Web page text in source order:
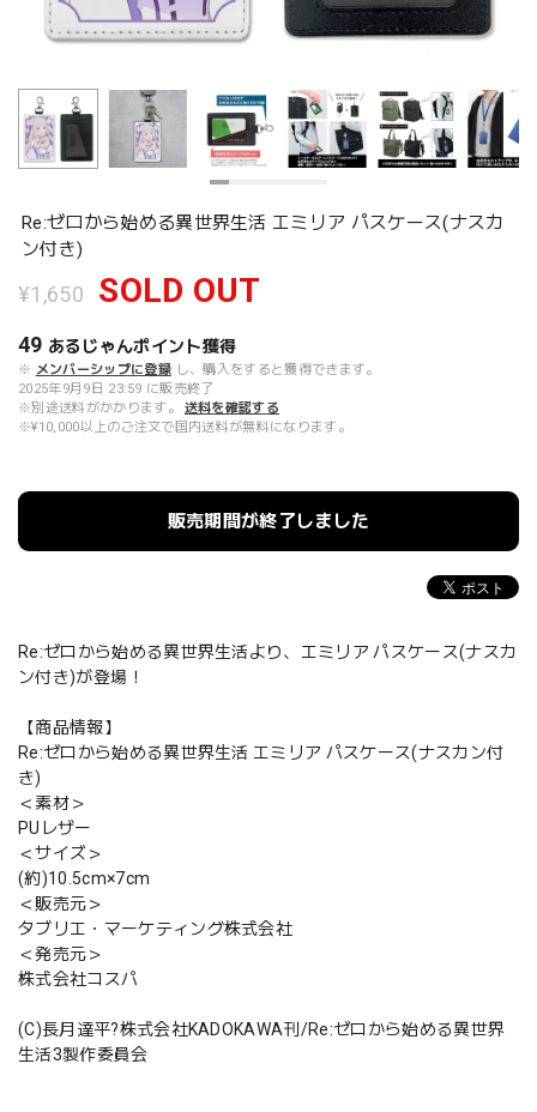
Re:ゼロから始める異世界生活 エミリア パスケース(ナスカ
ン付き)
¥1,650 SOLD OUT
49 あるじゃんポイント獲得
※ メンバーシップに登録 し、購入をすると獲得できます。
2025年9月9日 23:59 に販売終了
※別途送料がかかります。
送料を確認する
※¥10,000以上のご注文で国内送料が無料になります。
販売期間が終了しました
Re:ゼロから始める異世界生活より、エミリア パスケース(ナスカ
ン付き)が登場！
【商品情報】
Re:ゼロから始める異世界生活 エミリア パスケース(ナスカン付
き)
＜素材＞
PUレザー
＜サイズ＞
(約)10.5cm×7cm
＜販売元＞
タブリエ・マーケティング株式会社
＜発売元＞
株式会社コスパ
(C)長月達平?株式会社KADOKAWA刊/Re:ゼロから始める異世界
生活3製作委員会